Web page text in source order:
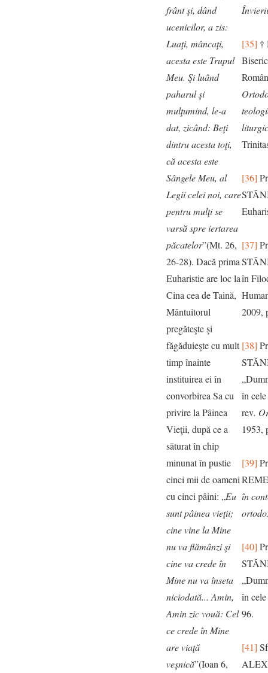
frânt şi, dând
ucenicilor, a zis:
Luaţi, mâncaţi,
acesta este Trupul
Meu. Şi luând
paharul şi
mulţumind, le-a
dat, zicând: Beţi
dintru acesta toţi,
că acesta este
Sângele Meu, al
Legii celei noi, care
pentru mulţi se
varsă spre iertarea
păcatelor”(Mt. 26,
26-28). Dacă prima
Euharistie are loc la
Cina cea de Taină,
Mântuitorul
pregăteşte şi
făgăduieşte cu mult
timp înainte
instituirea ei în
convorbirea Sa cu
privire la Pâinea
Vieţii, după ce a
săturat în chip
minunat în pustie
cinci mii de oameni
cu cinci pâini: „Eu
sunt pâinea vieţii;
cine vine la Mine
nu va flămânzi şi
cine va crede în
Mine nu va înseta
niciodată... Amin,
Amin zic vouă: Cel
ce crede în Mine
are viaţă
veşnică”(Ioan 6,
Învierii
[35] †
[36]
[37]
în
2009,
[38]
în
rev.
1953,
[39]
în
[40]
în
96.
[41]